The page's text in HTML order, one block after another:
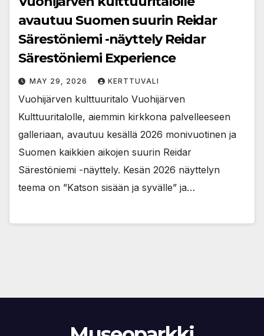
avautuu Suomen suurin Reidar
Särestöniemi -näyttely Reidar
Särestöniemi Experience
MAY 29, 2026 KERTTUVALI
Vuohijärven kulttuuritalo Vuohijärven
Kulttuuritalolle, aiemmin kirkkona palvelleeseen
galleriaan, avautuu kesällä 2026 monivuotinen ja
Suomen kaikkien aikojen suurin Reidar
Särestöniemi -näyttely. Kesän 2026 näyttelyn
teema on ”Katson sisään ja syvälle” ja…